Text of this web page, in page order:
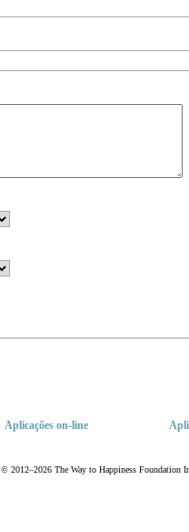
Aplicações on-line
© 2012–2026 The Way to Happiness Foundation